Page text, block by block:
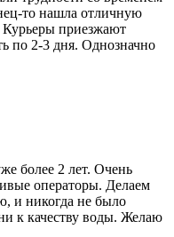
то нашла отличную
приезжают
по 2-3 дня. Однозначно
более 2 лет. Очень
операторы. Делаем
и никогда не было
к качеству воды. Желаю